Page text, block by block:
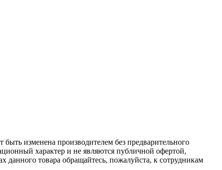
изменена производителем без предварительного
характер и не являются публичной офертой,
данного товара обращайтесь, пожалуйста, к сотрудникам